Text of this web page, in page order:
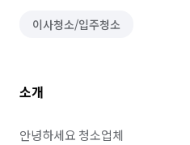
이사청소/입주청소
소개
안녕하세요 청소업체